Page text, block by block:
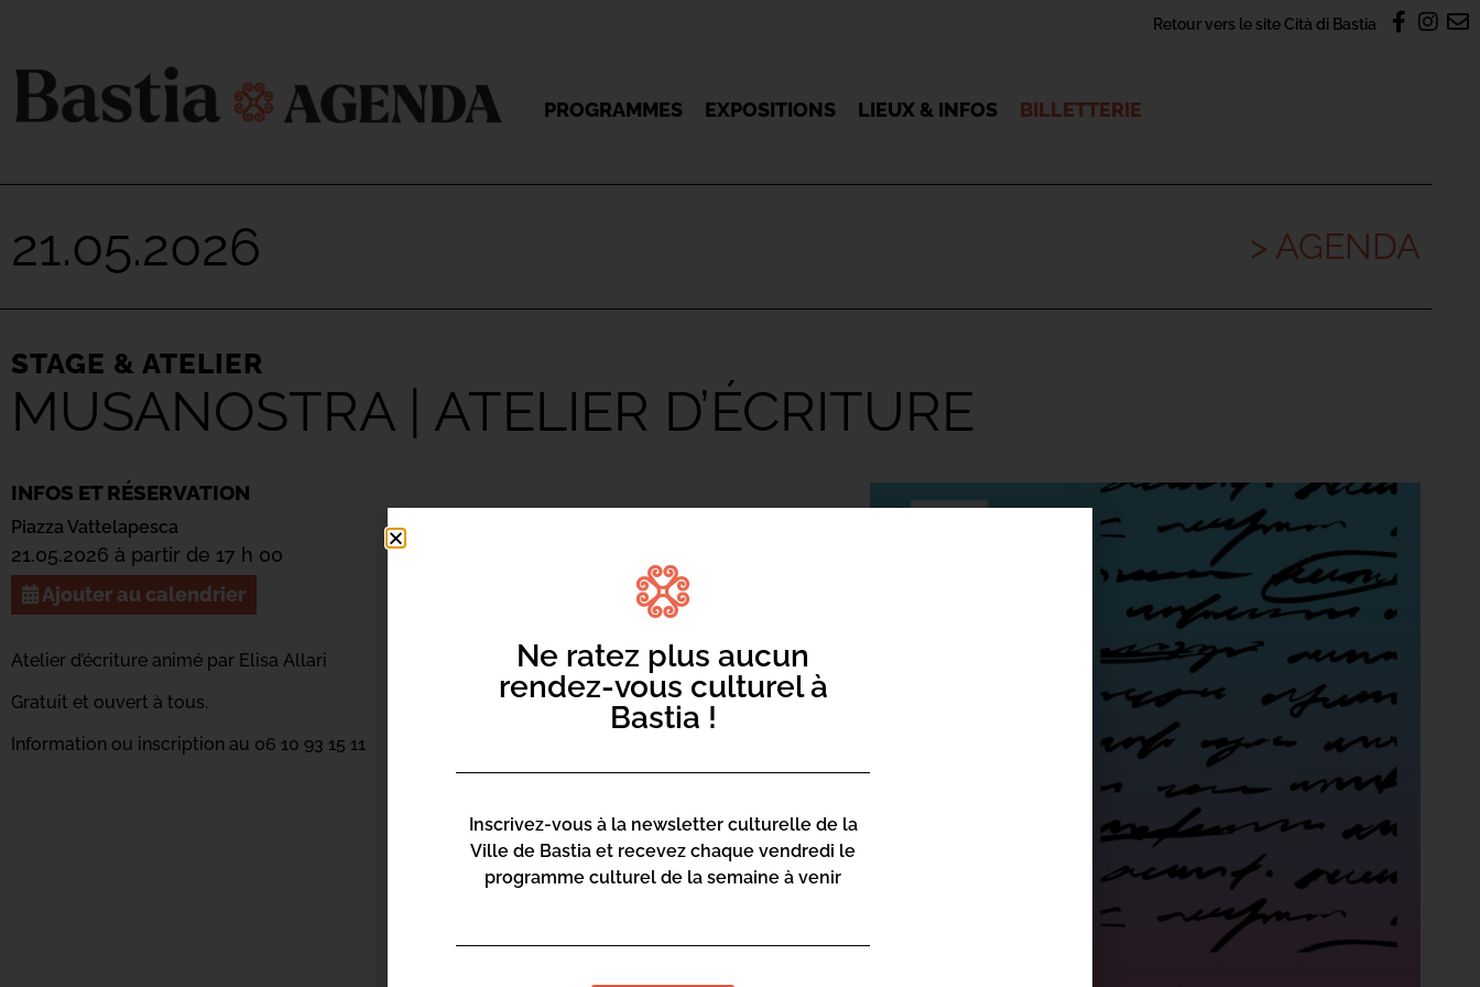
Retour vers le site Cità di Bastia
PROGRAMMES EXPOSITIONS LIEUX & INFOS BILLETTERIE
21.05.2026 > AGENDA
STAGE & ATELIER
MUSANOSTRA | ATELIER D’ÉCRITURE
INFOS ET RÉSERVATION
Piazza Vattelapesca
21.05.2026 à partir de 17 h 00
Ajouter au calendrier
Atelier d’écriture animé par Elisa Allari
Gratuit et ouvert à tous.
Information ou inscription au 06 10 93 15 11
Ne ratez plus aucun
rendez-vous culturel à
Bastia !
Inscrivez-vous à la newsletter culturelle de la
Ville de Bastia et recevez chaque vendredi le
programme culturel de la semaine à venir